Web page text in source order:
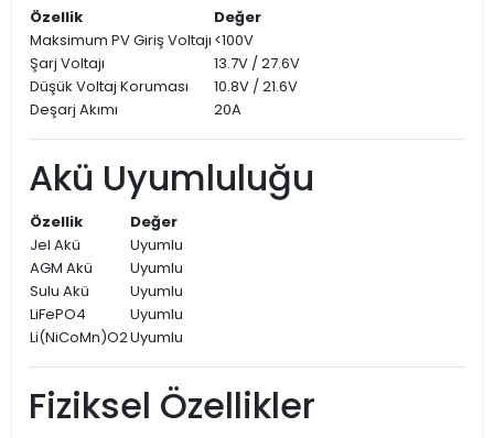
Özellik
Değer
Maksimum PV Giriş Voltajı <100V
Şarj Voltajı
13.7V / 27.6V
Düşük Voltaj Koruması
10.8V / 21.6V
Deşarj Akımı
20A
Akü Uyumluluğu
Özellik
Değer
Jel Akü
Uyumlu
AGM Akü
Uyumlu
Sulu Akü
Uyumlu
LiFePO4
Uyumlu
Li(NiCoMn)O2Uyumlu
Fiziksel Özellikler